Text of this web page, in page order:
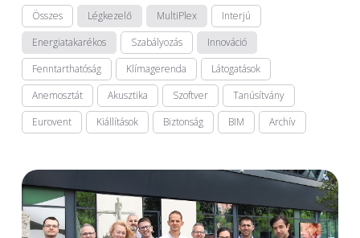
Összes Légkezelő MultiPlex
Interjú
Energiatakarékos
Szabályozás
Innováció
Fenntarthatóság
Klímagerenda
Látogatások
Anemosztát
Akusztika Szoftver
Tanúsítvány
Eurovent
Kiállítások Biztonság BIM Archív